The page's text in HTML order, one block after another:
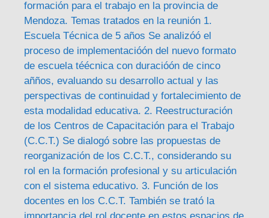
formación para el trabajo en la provincia de
Mendoza. Temas tratados en la reunión 1.
Escuela Técnica de 5 años Se analizóó el
proceso de implementacióón del nuevo formato
de escuela téécnica con duracióón de cinco
añños, evaluando su desarrollo actual y las
perspectivas de continuidad y fortalecimiento de
esta modalidad educativa. 2. Reestructuración
de los Centros de Capacitación para el Trabajo
(C.C.T.) Se dialogó sobre las propuestas de
reorganización de los C.C.T., considerando su
rol en la formación profesional y su articulación
con el sistema educativo. 3. Función de los
docentes en los C.C.T. También se trató la